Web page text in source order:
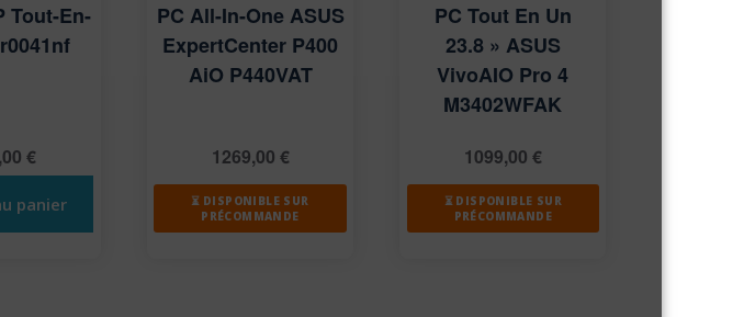
Tout-En-
€
panier
PC All-In-One ASUS
ExpertCenter P400
AiO P440VAT
1269,00 €
⏳ DISPONIBLE SUR
PRÉCOMMANDE
PC Tout En Un
23.8 » ASUS
VivoAIO Pro 4
M3402WFAK
1099,00 €
⏳ DISPONIBLE SUR
PRÉCOMMANDE